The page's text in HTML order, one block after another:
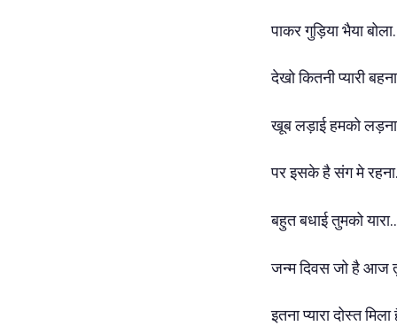
पाकर गुड़िया भैया
देखो कितनी प्यारी
खूब लड़ाई हमको
पर इसके है संग मे
बहुत बधाई तुमको
जन्म दिवस जो है आज
इतना प्यारा दोस्त मिला